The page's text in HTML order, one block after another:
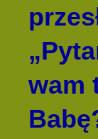
wam